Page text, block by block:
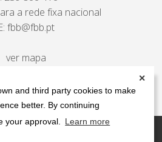
and third party cookies to make
better. By continuing
your approval.
Learn more
✕
a rede fixa nacional
fbb@fbb.pt
ver mapa